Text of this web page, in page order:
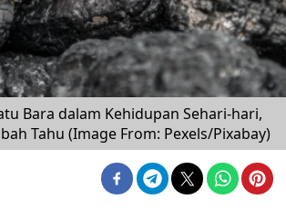
Bara dalam Kehidupan Sehari-hari,
Tahu (Image From: Pexels/Pixabay)